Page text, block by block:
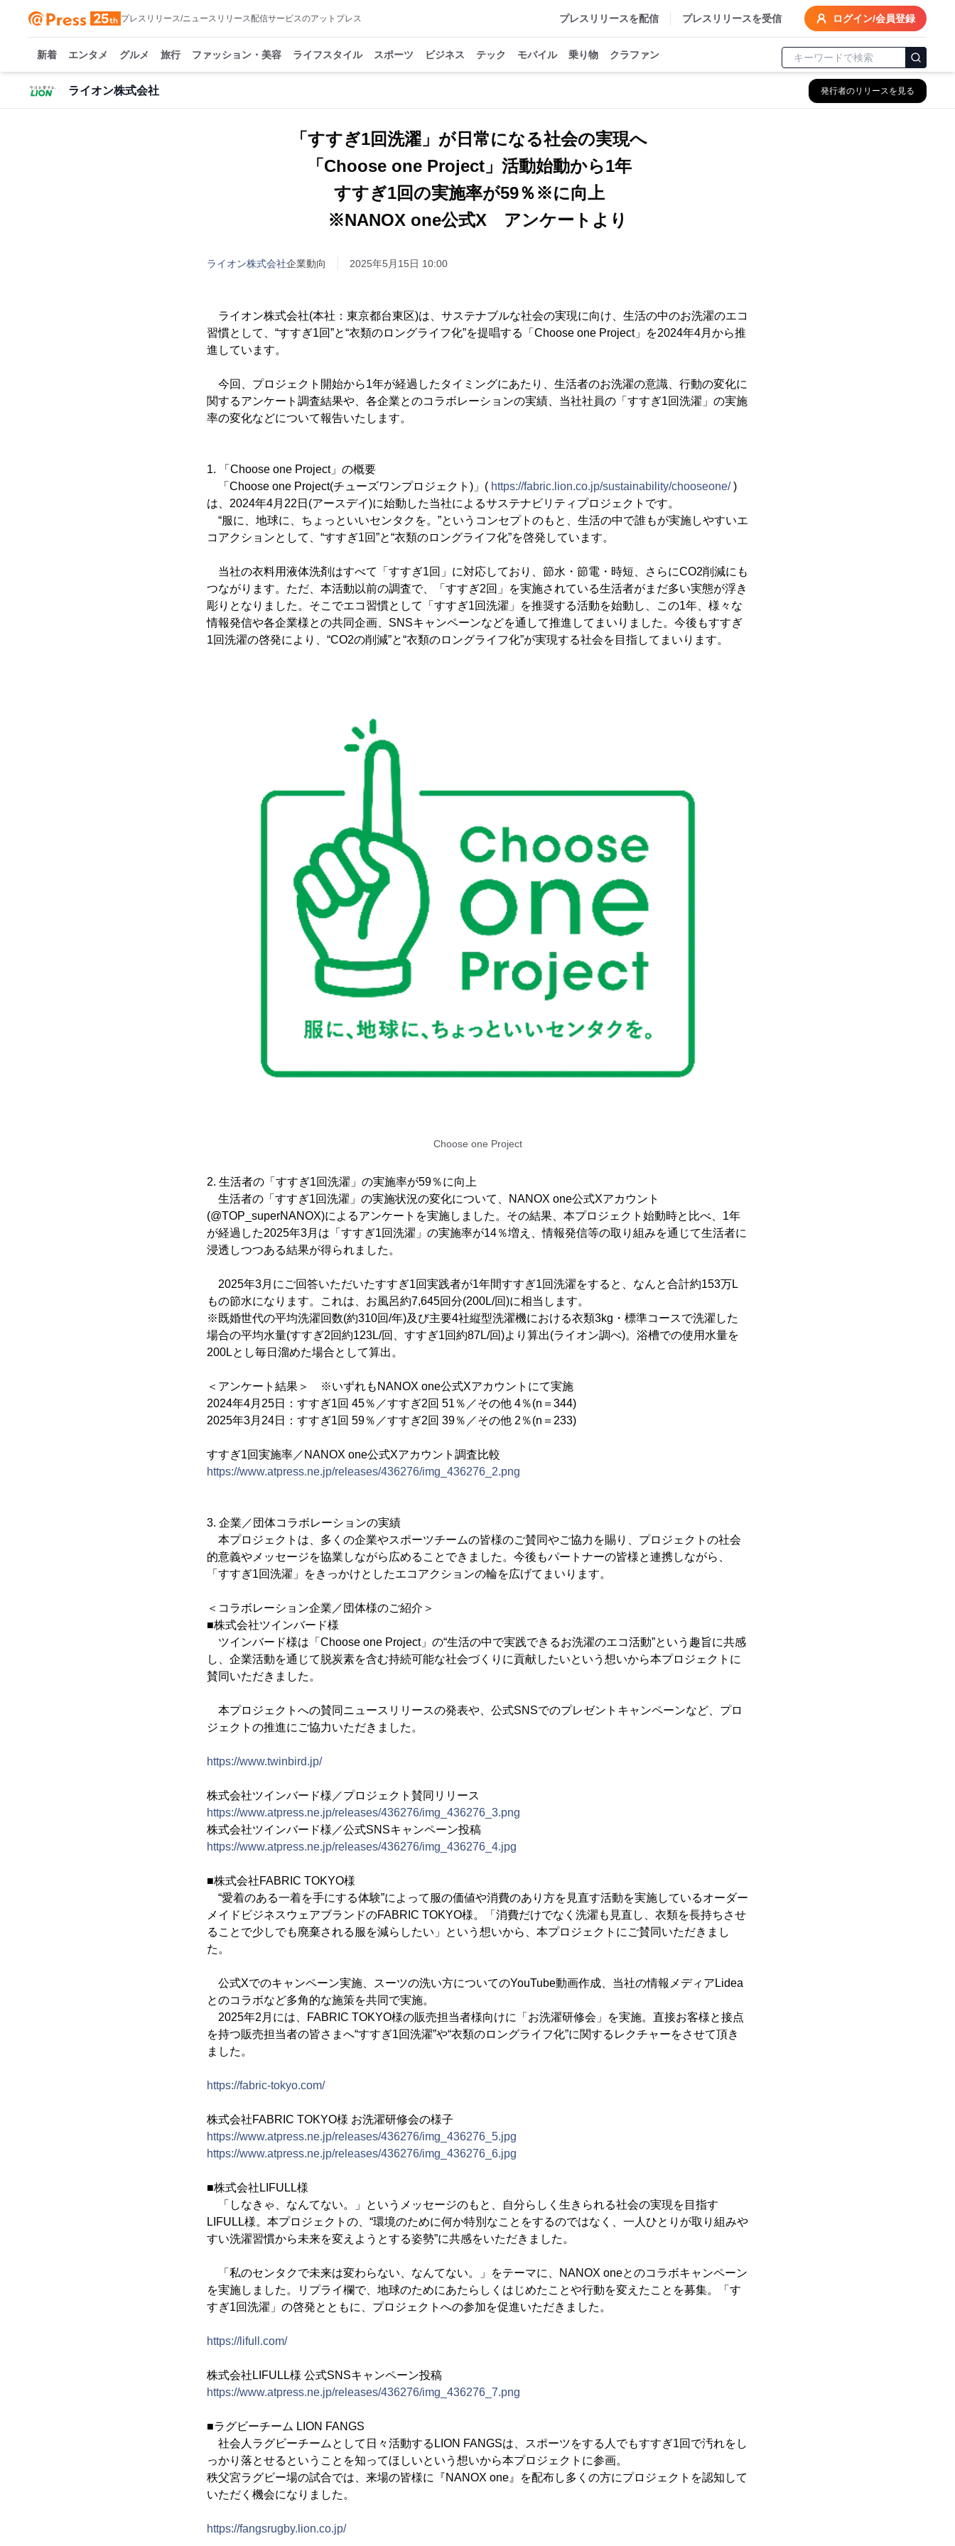
プレスリリース/ニュースリリース配信サービスのアットプレス プレスリリースを配信 プレスリリースを受信 ログイン/会員登録
新着 エンタメ グルメ 旅行 ファッション・美容 ライフスタイル スポーツ ビジネス テック モバイル 乗り物 クラファン
ライオン株式会社 発行者のリリースを見る
「すすぎ1回洗濯」が日常になる社会の実現へ
「Choose one Project」活動始動から1年
すすぎ1回の実施率が59％※に向上
※NANOX one公式X アンケートより
ライオン株式会社企業動向 2025年5月15日 10:00
ライオン株式会社(本社：東京都台東区)は、サステナブルな社会の実現に向け、生活の中のお洗濯のエコ
習慣として、“すすぎ1回”と“衣類のロングライフ化”を提唱する「Choose one Project」を2024年4月から推
進しています。
今回、プロジェクト開始から1年が経過したタイミングにあたり、生活者のお洗濯の意識、行動の変化に
関するアンケート調査結果や、各企業とのコラボレーションの実績、当社社員の「すすぎ1回洗濯」の実施
率の変化などについて報告いたします。
1. 「Choose one Project」の概要
「Choose one Project(チューズワンプロジェクト)」( https://fabric.lion.co.jp/sustainability/chooseone/)
は、2024年4月22日(アースデイ)に始動した当社によるサステナビリティプロジェクトです。
“服に、地球に、ちょっといいセンタクを。”というコンセプトのもと、生活の中で誰もが実施しやすいエ
コアクションとして、“すすぎ1回”と“衣類のロングライフ化”を啓発しています。
当社の衣料用液体洗剤はすべて「すすぎ1回」に対応しており、節水・節電・時短、さらにCO2削減にも
つながります。ただ、本活動以前の調査で、「すすぎ2回」を実施されている生活者がまだ多い実態が浮き
彫りとなりました。そこでエコ習慣として「すすぎ1回洗濯」を推奨する活動を始動し、この1年、様々な
情報発信や各企業様との共同企画、SNSキャンペーンなどを通して推進してまいりました。今後もすすぎ
1回洗濯の啓発により、“CO2の削減”と“衣類のロングライフ化”が実現する社会を目指してまいります。
Choose one Project
2. 生活者の「すすぎ1回洗濯」の実施率が59％に向上
生活者の「すすぎ1回洗濯」の実施状況の変化について、NANOX one公式Xアカウント
(@TOP_superNANOX)によるアンケートを実施しました。その結果、本プロジェクト始動時と比べ、1年
が経過した2025年3月は「すすぎ1回洗濯」の実施率が14％増え、情報発信等の取り組みを通じて生活者に
浸透しつつある結果が得られました。
2025年3月にご回答いただいたすすぎ1回実践者が1年間すすぎ1回洗濯をすると、なんと合計約153万L
もの節水になります。これは、お風呂約7,645回分(200L/回)に相当します。
※既婚世代の平均洗濯回数(約310回/年)及び主要4社縦型洗濯機における衣類3kg・標準コースで洗濯した
場合の平均水量(すすぎ2回約123L/回、すすぎ1回約87L/回)より算出(ライオン調べ)。浴槽での使用水量を
200Lとし毎日溜めた場合として算出。
＜アンケート結果＞ ※いずれもNANOX one公式Xアカウントにて実施
2024年4月25日：すすぎ1回 45％／すすぎ2回 51％／その他 4％(n＝344)
2025年3月24日：すすぎ1回 59％／すすぎ2回 39％／その他 2％(n＝233)
すすぎ1回実施率／NANOX one公式Xアカウント調査比較
https://www.atpress.ne.jp/releases/436276/img_436276_2.png
3. 企業／団体コラボレーションの実績
本プロジェクトは、多くの企業やスポーツチームの皆様のご賛同やご協力を賜り、プロジェクトの社会
的意義やメッセージを協業しながら広めることできました。今後もパートナーの皆様と連携しながら、
「すすぎ1回洗濯」をきっかけとしたエコアクションの輪を広げてまいります。
＜コラボレーション企業／団体様のご紹介＞
■株式会社ツインバード様
ツインバード様は「Choose one Project」の“生活の中で実践できるお洗濯のエコ活動”という趣旨に共感
し、企業活動を通じて脱炭素を含む持続可能な社会づくりに貢献したいという想いから本プロジェクトに
賛同いただきました。
本プロジェクトへの賛同ニュースリリースの発表や、公式SNSでのプレゼントキャンペーンなど、プロ
ジェクトの推進にご協力いただきました。
https://www.twinbird.jp/
株式会社ツインバード様／プロジェクト賛同リリース
https://www.atpress.ne.jp/releases/436276/img_436276_3.png
株式会社ツインバード様／公式SNSキャンペーン投稿
https://www.atpress.ne.jp/releases/436276/img_436276_4.jpg
■株式会社FABRIC TOKYO様
“愛着のある一着を手にする体験”によって服の価値や消費のあり方を見直す活動を実施しているオーダー
メイドビジネスウェアブランドのFABRIC TOKYO様。「消費だけでなく洗濯も見直し、衣類を長持ちさせ
ることで少しでも廃棄される服を減らしたい」という想いから、本プロジェクトにご賛同いただきまし
た。
公式Xでのキャンペーン実施、スーツの洗い方についてのYouTube動画作成、当社の情報メディアLidea
とのコラボなど多角的な施策を共同で実施。
2025年2月には、FABRIC TOKYO様の販売担当者様向けに「お洗濯研修会」を実施。直接お客様と接点
を持つ販売担当者の皆さまへ“すすぎ1回洗濯”や“衣類のロングライフ化”に関するレクチャーをさせて頂き
ました。
https://fabric-tokyo.com/
株式会社FABRIC TOKYO様 お洗濯研修会の様子
https://www.atpress.ne.jp/releases/436276/img_436276_5.jpg
https://www.atpress.ne.jp/releases/436276/img_436276_6.jpg
■株式会社LIFULL様
「しなきゃ、なんてない。」というメッセージのもと、自分らしく生きられる社会の実現を目指す
LIFULL様。本プロジェクトの、“環境のために何か特別なことをするのではなく、一人ひとりが取り組みや
すい洗濯習慣から未来を変えようとする姿勢”に共感をいただきました。
「私のセンタクで未来は変わらない、なんてない。」をテーマに、NANOX oneとのコラボキャンペーン
を実施しました。リプライ欄で、地球のためにあたらしくはじめたことや行動を変えたことを募集。「す
すぎ1回洗濯」の啓発とともに、プロジェクトへの参加を促進いただきました。
https://lifull.com/
株式会社LIFULL様 公式SNSキャンペーン投稿
https://www.atpress.ne.jp/releases/436276/img_436276_7.png
■ラグビーチーム LION FANGS
社会人ラグビーチームとして日々活動するLION FANGSは、スポーツをする人でもすすぎ1回で汚れをし
っかり落とせるということを知ってほしいという想いから本プロジェクトに参画。
秩父宮ラグビー場の試合では、来場の皆様に『NANOX one』を配布し多くの方にプロジェクトを認知して
いただく機会になりました。
https://fangsrugby.lion.co.jp/